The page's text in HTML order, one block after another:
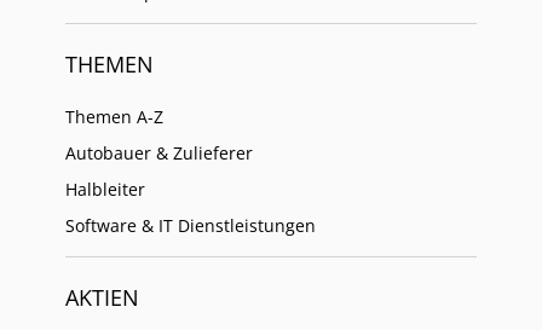
THEMEN
Themen A-Z
Autobauer & Zulieferer
Halbleiter
Software & IT Dienstleistungen
AKTIEN